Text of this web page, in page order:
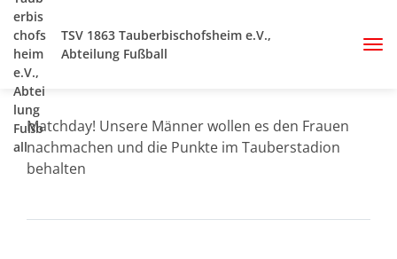
TSV 1863 Tauberbischofsheim e.V.,
Abteilung Fußball
Matchday! Unsere Männer wollen es den Frauen
nachmachen und die Punkte im Tauberstadion
behalten